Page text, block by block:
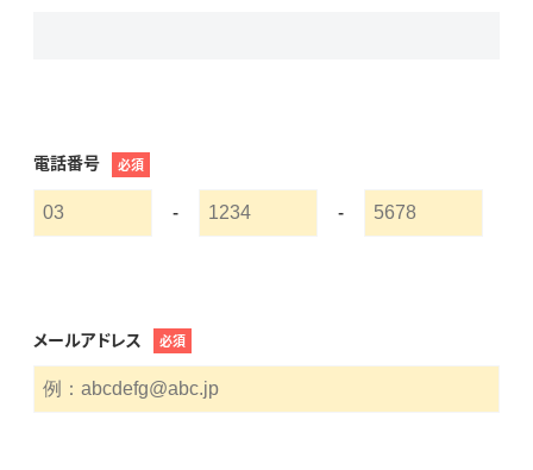
電話番号 必須
- -
メールアドレス 必須